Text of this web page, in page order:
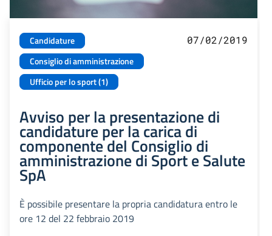
Candidature
Consiglio di amministrazione
Ufficio per lo sport (1)
07/02/2019
Avviso per la presentazione di
candidature per la carica di
componente del Consiglio di
amministrazione di Sport e Salute
SpA
È possibile presentare la propria candidatura entro le
ore 12 del 22 febbraio 2019